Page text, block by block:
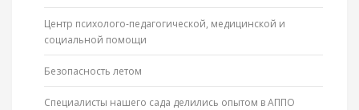
Центр психолого-педагогической, медицинской и
социальной помощи
Безопасность летом
Специалисты нашего сада делились опытом в АППО